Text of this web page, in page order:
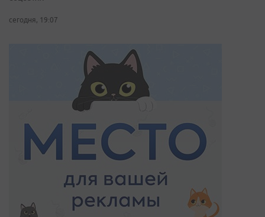
сегодня, 19:07